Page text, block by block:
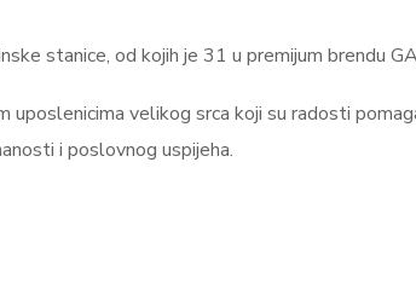
stanice, od kojih je 31 u premijum brendu
uposlenicima velikog srca koji su radosti
i poslovnog uspijeha.